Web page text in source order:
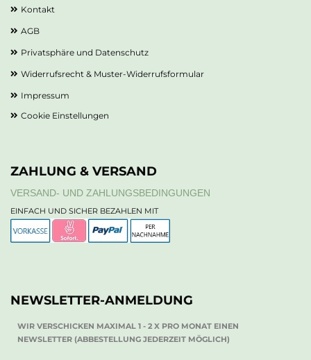
Kontakt
AGB
Privatsphäre und Datenschutz
Widerrufsrecht & Muster-Widerrufsformular
Impressum
Cookie Einstellungen
ZAHLUNG & VERSAND
VERSAND- UND ZAHLUNGSBEDINGUNGEN
EINFACH UND SICHER BEZAHLEN MIT
NEWSLETTER-ANMELDUNG
WIR VERSCHICKEN MAXIMAL 1 - 2 X PRO MONAT EINEN
NEWSLETTER (ABBESTELLUNG JEDERZEIT MÖGLICH)